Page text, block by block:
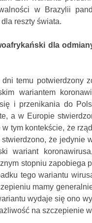
w Brazylii
reszty świata.
dla
temu potwierdzony
wariantem
i przenikania do
a w Europie
tym kontekście, że
że jedynie
wariant
stopniu zapobiega
tego wariantu
mamy
wydaje się ono
na szczepienie